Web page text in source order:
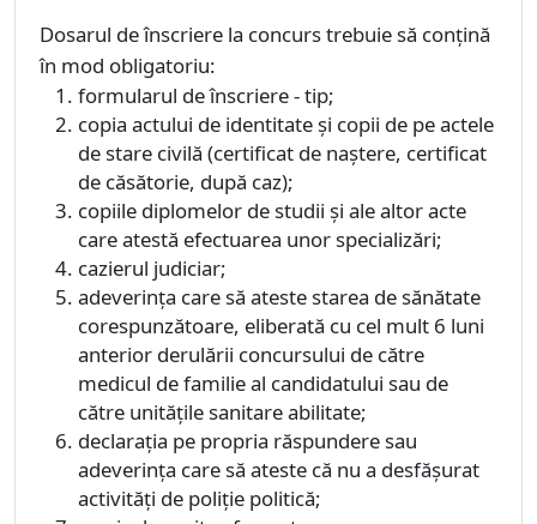
Dosarul de înscriere la concurs trebuie să conţină
în mod obligatoriu:
formularul de înscriere - tip;
copia actului de identitate şi copii de pe actele
de stare civilă (certificat de naştere, certificat
de căsătorie, după caz);
copiile diplomelor de studii şi ale altor acte
care atestă efectuarea unor specializări;
cazierul judiciar;
adeverinţa care să ateste starea de sănătate
corespunzătoare, eliberată cu cel mult 6 luni
anterior derulării concursului de către
medicul de familie al candidatului sau de
către unităţile sanitare abilitate;
declaraţia pe propria răspundere sau
adeverinţa care să ateste că nu a desfăşurat
activităţi de poliţie politică;